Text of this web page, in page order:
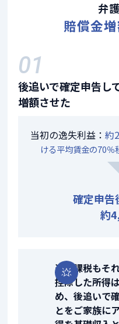
弁
賠償金
01
後追いで確定申告し
増額させた
当初の逸失利益：約
ける平均賃金の70％
確定申告
約
追徴課税もそ
控除した所得
め、後追いで
とをご家族に